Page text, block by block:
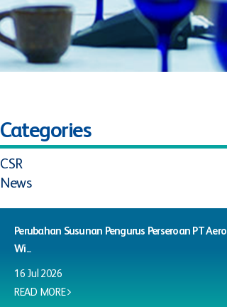
Categories
CSR
News
Perubahan Susunan Pengurus Perseroan PT Aero
Wi...
16 Jul 2026
READ MORE